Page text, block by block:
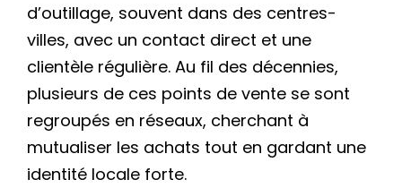
d’outillage, souvent dans des centres-
villes, avec un contact direct et une
clientèle régulière. Au fil des décennies,
plusieurs de ces points de vente se sont
regroupés en réseaux, cherchant à
mutualiser les achats tout en gardant une
identité locale forte.